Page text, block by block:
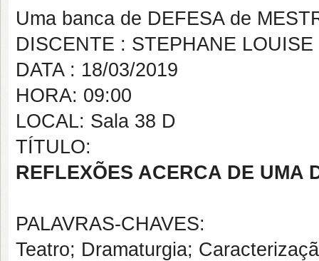
Uma banca de DEFESA de
DISCENTE : STEPHANE
DATA : 18/03/2019
HORA: 09:00
LOCAL: Sala 38 D
TÍTULO:
REFLEXÕES ACERCA DE UMA
PALAVRAS-CHAVES:
Teatro; Dramaturgia;